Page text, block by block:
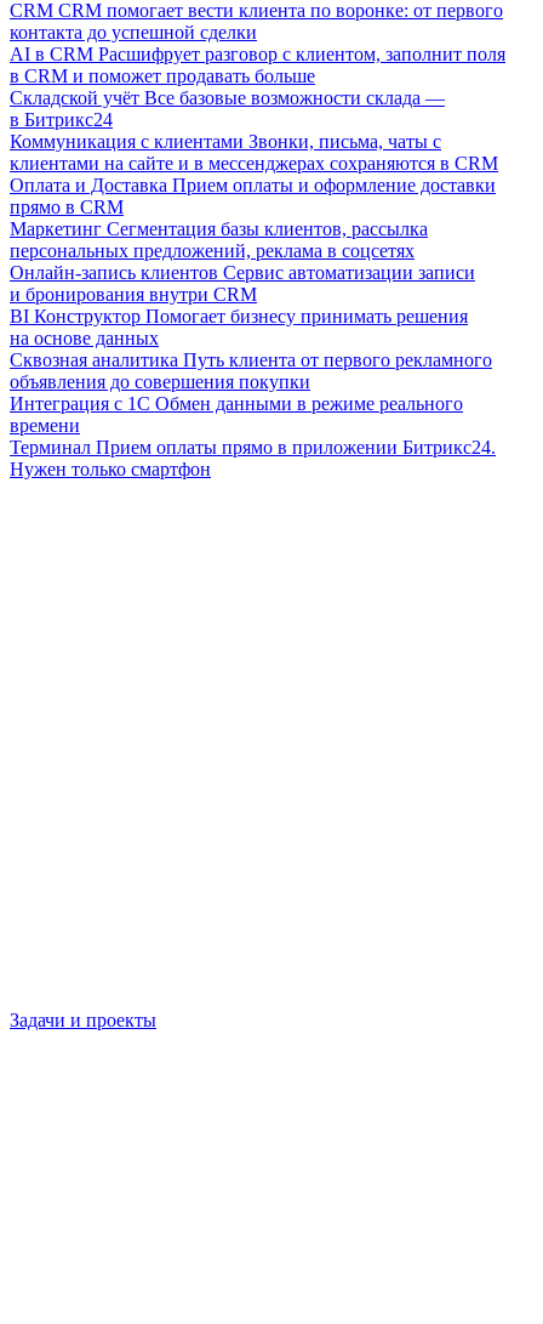
CRM CRM помогает вести клиента по воронке: от первого
контакта до успешной сделки
AI в CRM Расшифрует разговор с клиентом, заполнит поля
в CRM и поможет продавать больше
Складской учёт Все базовые возможности склада —
в Битрикс24
Коммуникация с клиентами Звонки, письма, чаты с
клиентами на сайте и в мессенджерах сохраняются в CRM
Оплата и Доставка Прием оплаты и оформление доставки
прямо в CRM
Маркетинг Сегментация базы клиентов, рассылка
персональных предложений, реклама в соцсетях
Онлайн-запись клиентов Сервис автоматизации записи
и бронирования внутри CRM
BI Конструктор Помогает бизнесу принимать решения
на основе данных
Сквозная аналитика Путь клиента от первого рекламного
объявления до совершения покупки
Интеграция с 1С Обмен данными в режиме реального
времени
Терминал Прием оплаты прямо в приложении Битрикс24.
Нужен только смартфон
Задачи и проекты